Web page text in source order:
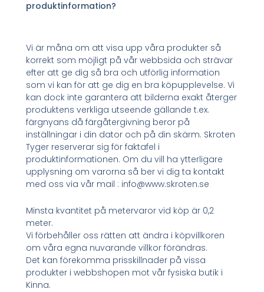
produktinformation?
Vi är måna om att visa upp våra produkter så
korrekt som möjligt på vår webbsida och strävar
efter att ge dig så bra och utförlig information
som vi kan för att ge dig en bra köpupplevelse. Vi
kan dock inte garantera att bilderna exakt återger
produktens verkliga utseende gällande t.ex.
färgnyans då färgåtergivning beror på
inställningar i din dator och på din skärm. Skroten
Tyger reserverar sig för faktafel i
produktinformationen. Om du vill ha ytterligare
upplysning om varorna så ber vi dig ta kontakt
med oss via vår mail : info@www.skroten.se
Minsta kvantitet på metervaror vid köp är 0,2
meter.
Vi förbehåller oss rätten att ändra i köpvillkoren
om våra egna nuvarande villkor förändras.
Det kan förekomma prisskillnader på vissa
produkter i webbshopen mot vår fysiska butik i
Kinna.